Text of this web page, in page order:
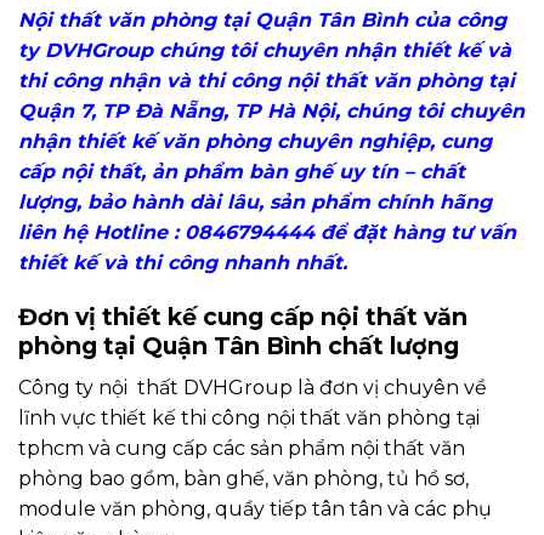
Nội thất văn phòng tại Quận Tân Bình của công
ty DVHGroup chúng tôi chuyên nhận thiết kế và
thi công nhận và thi công nội thất văn phòng tại
Quận 7, TP Đà Nẵng, TP Hà Nội, chúng tôi chuyên
nhận thiết kế văn phòng chuyên nghiệp, cung
cấp nội thất, ản phẩm bàn ghế uy tín – chất
lượng, bảo hành dài lâu, sản phẩm chính hãng
liên hệ Hotline : 0846794444 để đặt hàng tư vấn
thiết kế và thi công nhanh nhất.
Đơn vị thiết kế cung cấp nội thất văn
phòng tại Quận Tân Bình chất lượng
Công ty nội thất DVHGroup là đơn vị chuyên về
lĩnh vực thiết kế thi công nội thất văn phòng tại
tphcm và cung cấp các sản phẩm nội thất văn
phòng bao gồm, bàn ghế, văn phòng, tủ hồ sơ,
module văn phòng, quầy tiếp tân tân và các phụ